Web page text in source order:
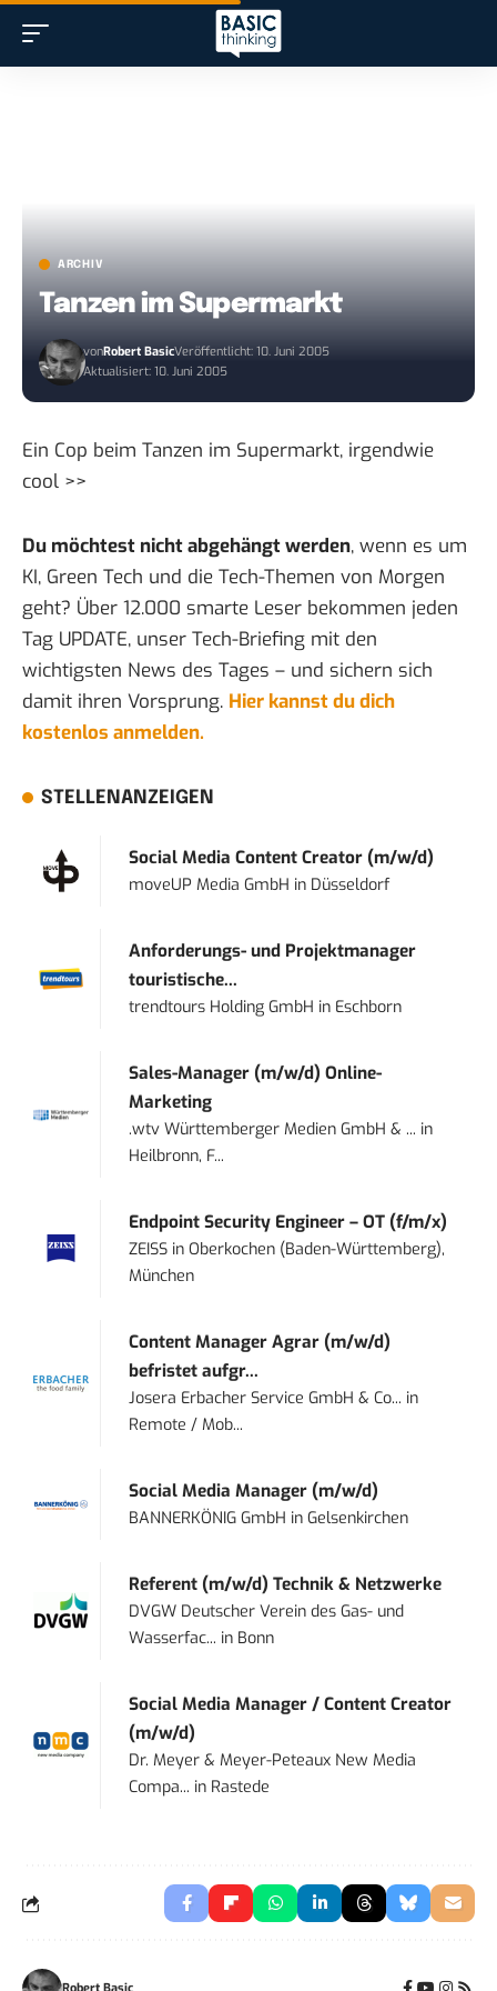
ARCHIV
Tanzen im Supermarkt
vonRobert BasicVeröffentlicht: 10. Juni 2005
Aktualisiert: 10. Juni 2005
Ein Cop beim Tanzen im Supermarkt, irgendwie
cool >>
Du möchtest nicht abgehängt werden, wenn es um
KI, Green Tech und die Tech-Themen von Morgen
geht? Über 12.000 smarte Leser bekommen jeden
Tag UPDATE, unser Tech-Briefing mit den
wichtigsten News des Tages – und sichern sich
damit ihren Vorsprung. Hier kannst du dich
kostenlos anmelden.
STELLENANZEIGEN
Social Media Content Creator (m/w/d)
moveUP Media GmbH in Düsseldorf
Anforderungs- und Projektmanager
touristische...
trendtours Holding GmbH in Eschborn
Sales-Manager (m/w/d) Online-
Marketing
.wtv Württemberger Medien GmbH & ... in
Heilbronn, F...
Endpoint Security Engineer – OT (f/m/x)
ZEISS inOberkochen (Baden-Württemberg),
München
Content Manager Agrar (m/w/d)
befristet aufgr...
Josera Erbacher Service GmbH & Co... in
Remote / Mob...
Social Media Manager (m/w/d)
BANNERKÖNIG GmbH inGelsenkirchen
Referent (m/w/d) Technik & Netzwerke
DVGW Deutscher Verein des Gas- und
Wasserfac... in Bonn
Social Media Manager / Content Creator
(m/w/d)
Dr. Meyer & Meyer-Peteaux New Media
Compa... in Rastede